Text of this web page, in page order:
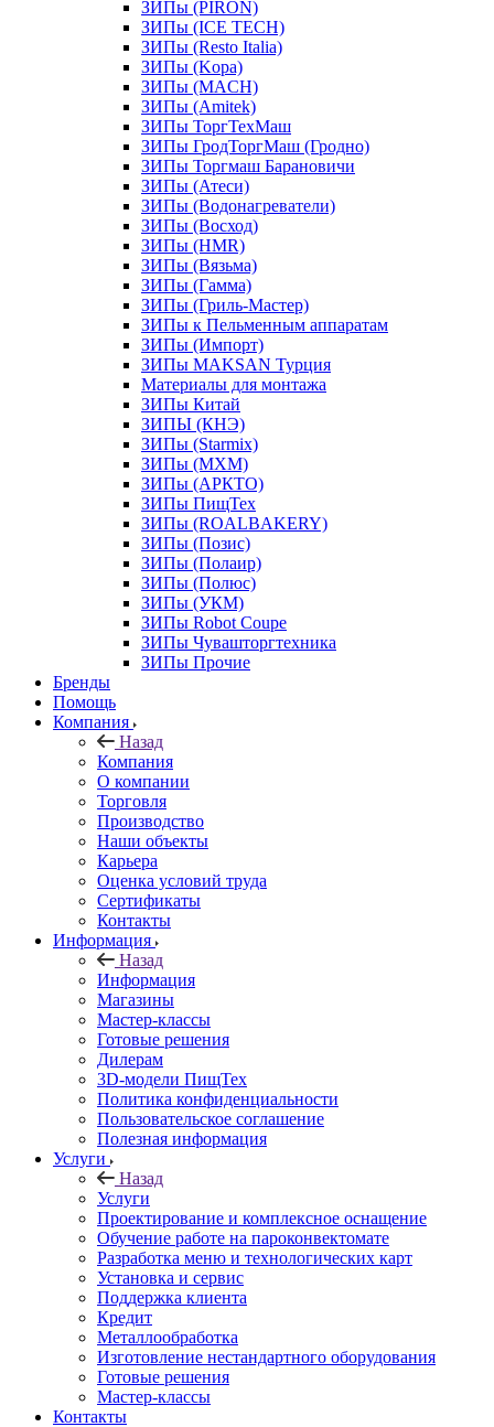
ЗИПы (PIRON)
ЗИПы (ICE TECH)
ЗИПы (Resto Italia)
ЗИПы (Kopa)
ЗИПы (MACH)
ЗИПы (Amitek)
ЗИПы ТоргТехМаш
ЗИПы ГродТоргМаш (Гродно)
ЗИПы Торгмаш Барановичи
ЗИПы (Атеси)
ЗИПы (Водонагреватели)
ЗИПы (Восход)
ЗИПы (HMR)
ЗИПы (Вязьма)
ЗИПы (Гамма)
ЗИПы (Гриль-Мастер)
ЗИПы к Пельменным аппаратам
ЗИПы (Импорт)
ЗИПы MAKSAN Турция
Материалы для монтажа
ЗИПы Китай
ЗИПЫ (КНЭ)
ЗИПы (Starmix)
ЗИПы (МХМ)
ЗИПы (АРКТО)
ЗИПы ПищТех
ЗИПы (ROALBAKERY)
ЗИПы (Позис)
ЗИПы (Полаир)
ЗИПы (Полюс)
ЗИПы (УКМ)
ЗИПы Robot Coupe
ЗИПы Чувашторгтехника
ЗИПы Прочие
Бренды
Помощь
Компания
Назад
Компания
О компании
Торговля
Производство
Наши объекты
Карьера
Оценка условий труда
Сертификаты
Контакты
Информация
Назад
Информация
Магазины
Мастер-классы
Готовые решения
Дилерам
3D-модели ПищТех
Политика конфиденциальности
Пользовательское соглашение
Полезная информация
Услуги
Назад
Услуги
Проектирование и комплексное оснащение
Обучение работе на пароконвектомате
Разработка меню и технологических карт
Установка и сервис
Поддержка клиента
Кредит
Металлообработка
Изготовление нестандартного оборудования
Готовые решения
Мастер-классы
Контакты